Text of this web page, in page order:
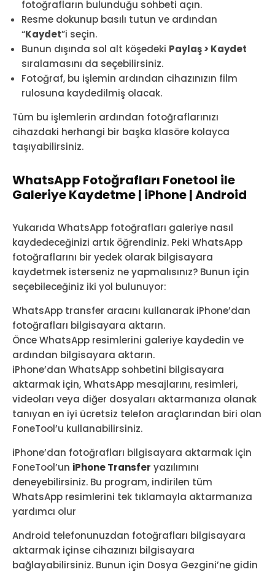
fotoğrafların bulunduğu sohbeti açın.
Resme dokunup basılı tutun ve ardından
“Kaydet”i seçin.
Bunun dışında sol alt köşedeki Paylaş > Kaydet
sıralamasını da seçebilirsiniz.
Fotoğraf, bu işlemin ardından cihazınızın film
rulosuna kaydedilmiş olacak.
Tüm bu işlemlerin ardından fotoğraflarınızı
cihazdaki herhangi bir başka klasöre kolayca
taşıyabilirsiniz.
WhatsApp Fotoğrafları Fonetool ile
Galeriye Kaydetme | iPhone | Android
Yukarıda WhatsApp fotoğrafları galeriye nasıl
kaydedeceğinizi artık öğrendiniz. Peki WhatsApp
fotoğraflarını bir yedek olarak bilgisayara
kaydetmek isterseniz ne yapmalısınız? Bunun için
seçebileceğiniz iki yol bulunuyor:
WhatsApp transfer aracını kullanarak iPhone’dan
fotoğrafları bilgisayara aktarın.
Önce WhatsApp resimlerini galeriye kaydedin ve
ardından bilgisayara aktarın.
iPhone’dan WhatsApp sohbetini bilgisayara
aktarmak için, WhatsApp mesajlarını, resimleri,
videoları veya diğer dosyaları aktarmanıza olanak
tanıyan en iyi ücretsiz telefon araçlarından biri olan
FoneTool’u kullanabilirsiniz.
iPhone’dan fotoğrafları bilgisayara aktarmak için
FoneTool’un iPhone Transfer yazılımını
deneyebilirsiniz. Bu program, indirilen tüm
WhatsApp resimlerini tek tıklamayla aktarmanıza
yardımcı olur
Android telefonunuzdan fotoğrafları bilgisayara
aktarmak içinse cihazınızı bilgisayara
bağlayabilirsiniz. Bunun için Dosya Gezgini’ne gidin